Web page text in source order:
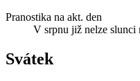
Pranostika na akt. den
V srpnu již nelze slunci
Svátek